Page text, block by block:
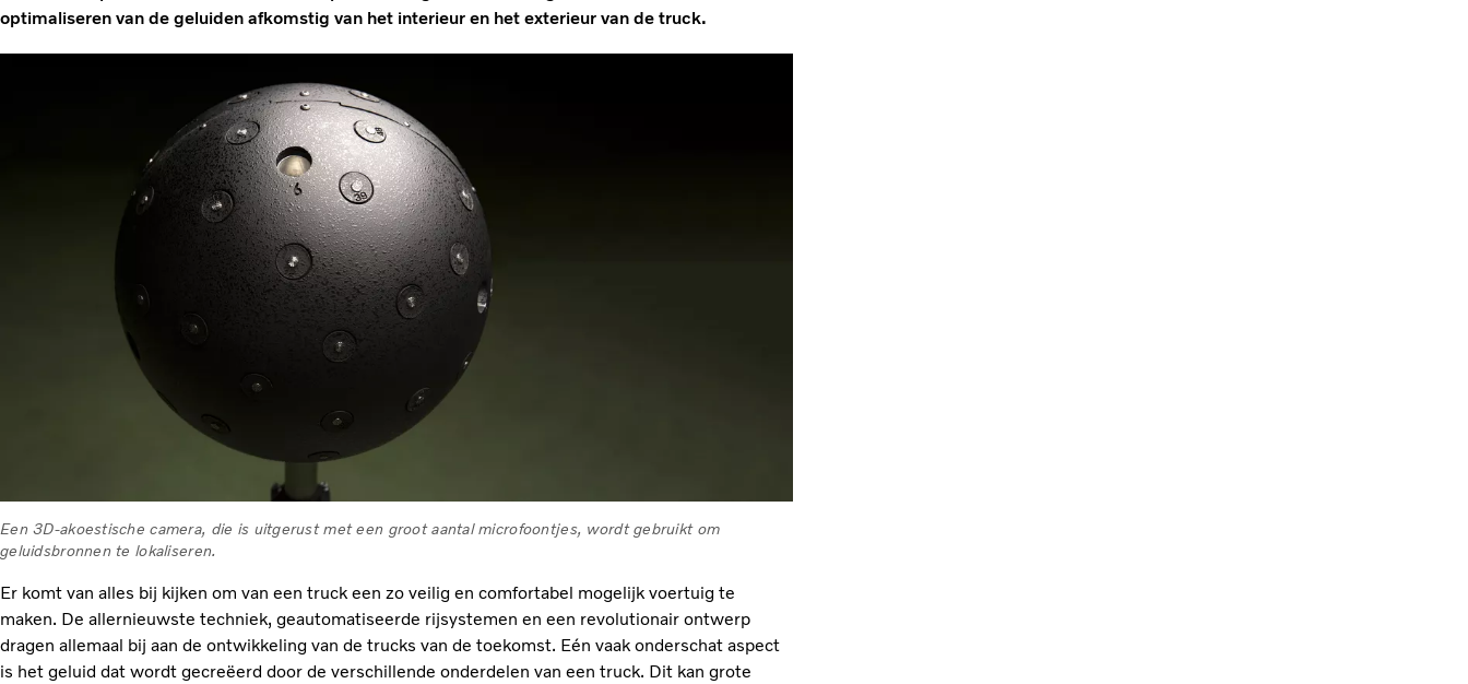
optimaliseren van de geluiden afkomstig van het interieur en het exterieur van de truck.
Een 3D-akoestische camera, die is uitgerust met een groot aantal microfoontjes, wordt gebruikt om
geluidsbronnen te lokaliseren.
Er komt van alles bij kijken om van een truck een zo veilig en comfortabel mogelijk voertuig te
maken. De allernieuwste techniek, geautomatiseerde rijsystemen en een revolutionair ontwerp
dragen allemaal bij aan de ontwikkeling van de trucks van de toekomst. Eén vaak onderschat aspect
is het geluid dat wordt gecreëerd door de verschillende onderdelen van een truck. Dit kan grote